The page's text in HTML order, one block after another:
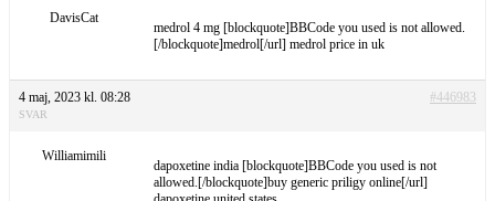
DavisCat
medrol 4 mg [blockquote]BBCode you used is not allowed.
[/blockquote]medrol[/url] medrol price in uk
4 maj, 2023 kl. 08:28 #446983
SVAR
Williamimili
dapoxetine india [blockquote]BBCode you used is not
allowed.[/blockquote]buy generic priligy online[/url]